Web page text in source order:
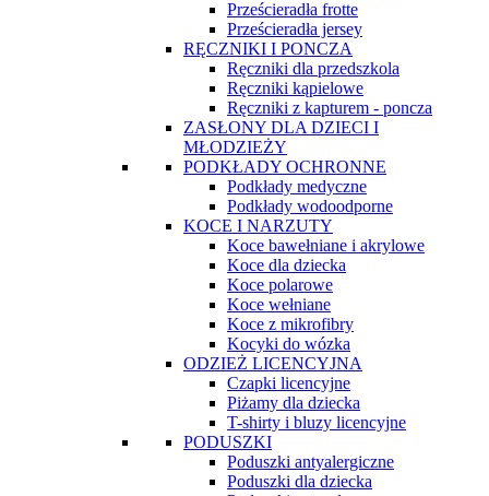
Prześcieradła frotte
Prześcieradła jersey
RĘCZNIKI I PONCZA
Ręczniki dla przedszkola
Ręczniki kąpielowe
Ręczniki z kapturem - poncza
ZASŁONY DLA DZIECI I
MŁODZIEŻY
PODKŁADY OCHRONNE
Podkłady medyczne
Podkłady wodoodporne
KOCE I NARZUTY
Koce bawełniane i akrylowe
Koce dla dziecka
Koce polarowe
Koce wełniane
Koce z mikrofibry
Kocyki do wózka
ODZIEŻ LICENCYJNA
Czapki licencyjne
Piżamy dla dziecka
T-shirty i bluzy licencyjne
PODUSZKI
Poduszki antyalergiczne
Poduszki dla dziecka